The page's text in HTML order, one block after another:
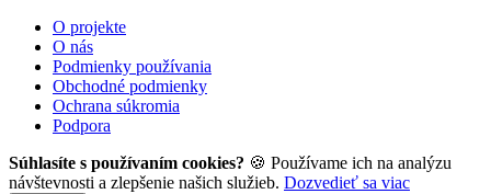
O projekte
O nás
Podmienky používania
Obchodné podmienky
Ochrana súkromia
Podpora
Súhlasíte s používaním cookies? 🍪 Používame ich na analýzu
návštevnosti a zlepšenie našich služieb. Dozvedieť sa viac